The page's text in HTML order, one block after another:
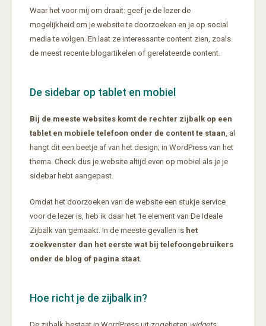
Waar het voor mij om draait: geef je de lezer de
mogelijkheid om je website te doorzoeken en je op social
media te volgen. En laat ze interessante content zien, zoals
de meest recente blogartikelen of gerelateerde content.
De sidebar op tablet en mobiel
Bij de meeste websites komt de rechter zijbalk op een
tablet en mobiele telefoon onder de content te staan, al
hangt dit een beetje af van het design; in WordPress van het
thema. Check dus je website altijd even op mobiel als je je
sidebar hebt aangepast.
Omdat het doorzoeken van de website een stukje service
voor de lezer is, heb ik daar het 1e element van De Ideale
Zijbalk van gemaakt. In de meeste gevallen is het
zoekvenster dan het eerste wat bij telefoongebruikers
onder de blog of pagina staat.
Hoe richt je de zijbalk in?